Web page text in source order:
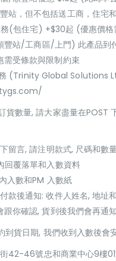
站，但不包括送工商，住宅
(包住宅) +$30起 (優惠價格
豐站/工商區/上門) 此產品到
受條款與限制約束
(Trinity Global Solutions
貨數量, 請大家盡量在POST
留言, 請注明款式, 尺碼和數
回覆落單和入數資料
入數和PM 入數紙
款後通知: 收件人姓名, 地址
你確認, 貨到後我們會再通
到貨日期, 我們收到入數後會
42-46號忠和商業中心9樓